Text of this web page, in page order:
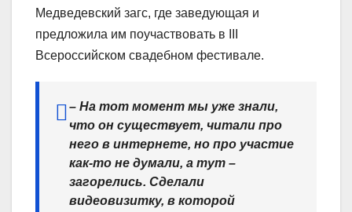
Медведевский загс, где заведующая и
предложила им поучаствовать в III
Всероссийском свадебном фестивале.
– На тот момент мы уже знали,
что он существует, читали про
него в интернете, но про участие
как-то не думали, а тут –
загорелись. Сделали
видеовизитку, в которой